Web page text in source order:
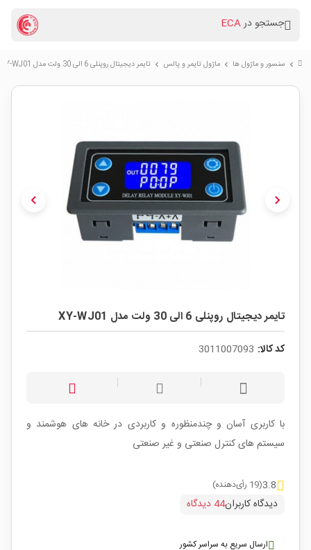
جستجو درECA
chevron_right سنسور و ماژول ها chevron_right ماژول تایمر و پالس chevron_right تایمر دیجیتال روپنلی 6 الی 30 ولت مدل XY-WJ01
chevron_left chevron_right
تایمر دیجیتال روپنلی 6 الی 30 ولت مدل XY-WJ01
کد کالا: 3011007093
با کاربری آسان و چندمنظوره و کاربردی در خانه های هوشمند و
سیستم های کنترل صنعتی و غیر صنعتی
3.8(19 رأی‌دهنده)
دیدگاه کاربران44 دیدگاه
ارسال سریع به سراسر کشور